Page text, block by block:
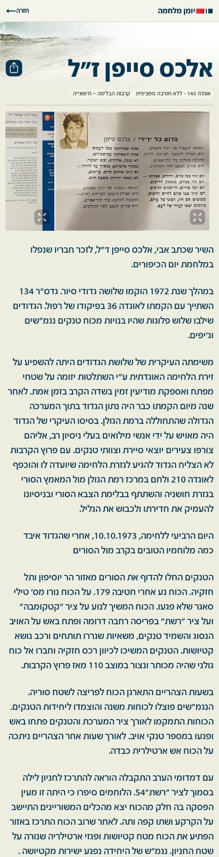
חזרה
אלכס סייפן ז"ל
אוגדה 143 - ללא חטיבה ספציפית קרבות הבלימה – ח'ושנייה
השיר שכתב אבי, אלכס סייפן ז'"ל, לזכר חבריו שנפלו
במלחמת יום הכיפורים.
במהלך שנת 1972 הוקמו שלושה גדודי סיור. גדס"ר 134
השתייך עם הקמתו לאוגדה 36 בפיקודו של רפול. הגדודים
שילבו שלוש פלוגות שהיו בנויות מכוח טנקים נגמ"שים
וג'יפים.
משימתה העיקרית של שלושת הגדודים היתה להשפיע על
זירת הלחימה האוגדתית ע"י השתלטות יזומה על שטחי
מפתח ואספקת מודיעין זמין בשדה הקרב בזמן אמת. לאחר
שנה מיום הקמתו כבר היה נתון הגדוד בתוך המערכה
הגדולה שהתחוללה ברמת הגולן. בסיסו העיקרי של הגדוד
היה מאויש על ידי אנשי מילואים בעלי ניסיון רב, אליהם
צורפו צעירים יוצאי סיירת וצוותי טנקים. עם פרוץ הקרבות
לא הצליח הגדוד להגיע לגזרת הלחימה שיועדה לו והוכפף
לאוגדה 210 ולחם במרכז רמת הגולן מול המאמץ הסורי
בגזרת חושניה והשתתף בבלימת הצבא הסורי ובניסיונו
להעמיק את חדירתו ולכבוש את הגליל.
היום הרביעי ללחימה, 10.10.1973, אחרי שהגדוד איבד
כמה מלוחמיו הטובים בקרב מול הסורים
הטנקים החלו להדוף את הסורים מאזור הר יוסיפון ותל
חזקיה. הכוח נע אחרי חטיבה 179. על הכוח נורו מס' טילי
סאגר שלא פגעו. הכוח המשיך לנוע על ציר "קטקומבה"
ועל ציר "רשת" בפריסה רחבה דרומה ופתח באש על האויב
הנסוג והשמיד טנקים, משאיות שגררו תותחים ורכב נושא
קטיושות. הטנקים המשיכו לכיוון רכס חזקיה וחברו אל כוח
גולני שהיה מכותר ונצור במוצב 110 מאז פרוץ הקרבות.
בשעות הצהריים התארגן הכוח לפריצה לשטח סוריה.
הנגמ"שים פוצלו לכוחות משנה והוצמדו ליחידות הטנקים.
הכוחות התמקמו לאורך ציר המערכת והטנקים פתחו באש
ופגעו במספר טנקי אויב. לאורך שעות אחר הצהריים ניתכה
על הכוח אש ארטילרית כבדה.
עם דמדומי הערב התקבלה הוראה להתרכז לחניון לילה
בסמוך לציר "רשת"54. הלוחמים סיפרו כי היתה זו מעין
הפסקה בה חלק מהכוח יצא מהכלים המשוריינים התיישב
על הקרקע ושתו קפה ותה. לאחר שרוב הכוח התרכז באזור
הפתיע את הכוח מטח קטיושות ופגזי ארטילריה שנורה על
שטח החניון. נגמ"ש של היחידה נפגע ישירות מקטיושה .